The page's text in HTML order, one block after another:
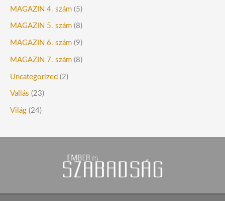
MAGAZIN 4. szám (5)
MAGAZIN 5. szám (8)
MAGAZIN 6. szám (9)
MAGAZIN 7. szám (8)
Uncategorized (2)
Vallás (23)
Világ (24)